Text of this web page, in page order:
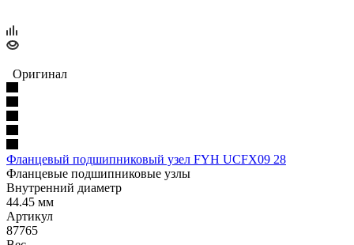
Оригинал
Фланцевый подшипниковый узел FYH UCFX09 28
Фланцевые подшипниковые узлы
Внутренний диаметр
44.45 мм
Артикул
87765